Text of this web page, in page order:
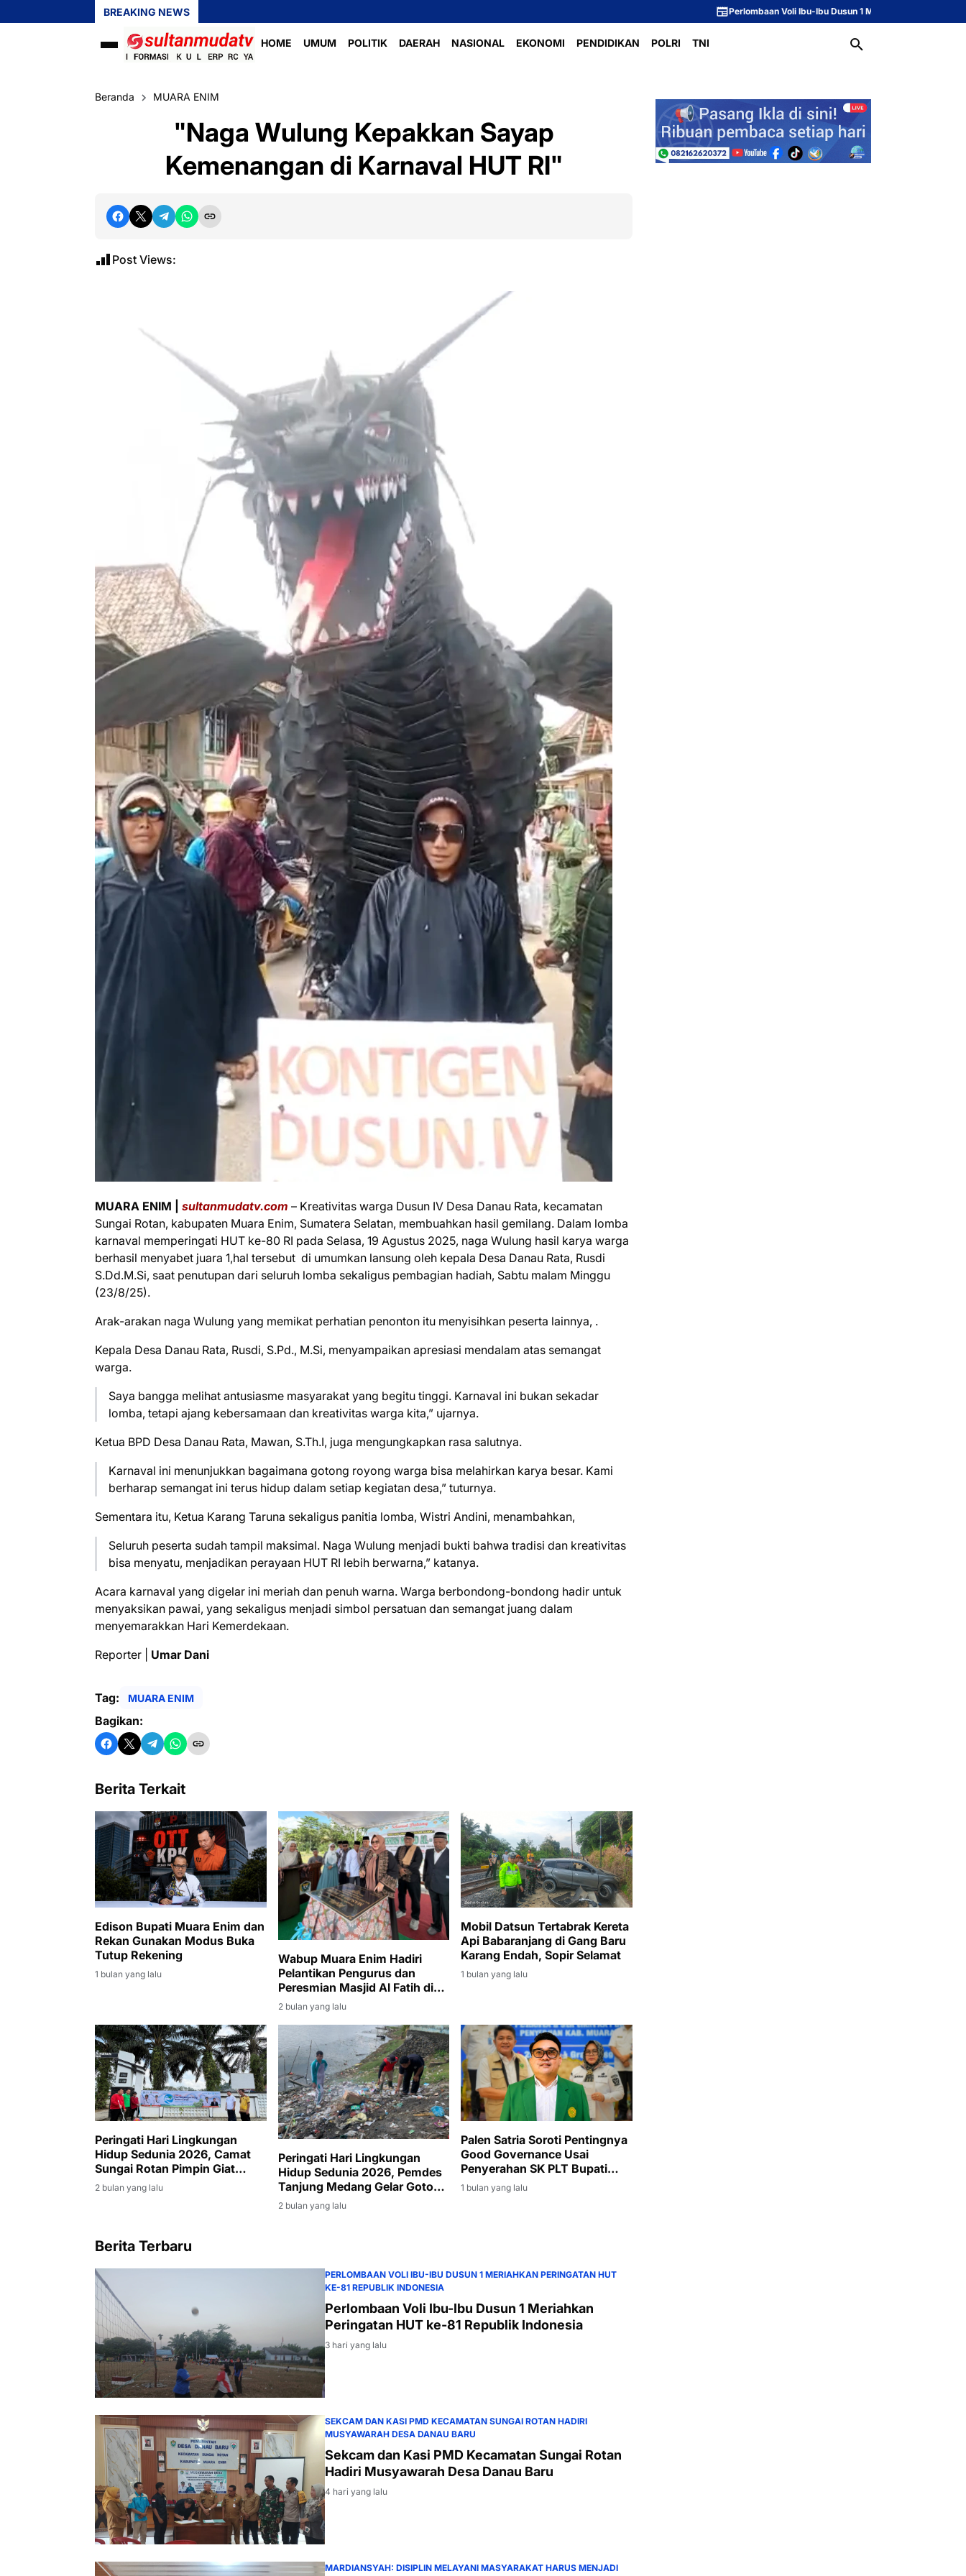
BREAKING NEWS Perlombaan Voli Ibu-Ibu Dusun 1 Meriahkan Peringatan HUT ke-81 Republik
HOME UMUM POLITIK DAERAH NASIONAL EKONOMI PENDIDIKAN POLRI TNI
Beranda MUARA ENIM
"Naga Wulung Kepakkan Sayap
Kemenangan di Karnaval HUT RI"
Post Views:
MUARA ENIM | sultanmudatv.com – Kreativitas warga Dusun IV Desa Danau Rata, kecamatan
Sungai Rotan, kabupaten Muara Enim, Sumatera Selatan, membuahkan hasil gemilang. Dalam lomba
karnaval memperingati HUT ke-80 RI pada Selasa, 19 Agustus 2025, naga Wulung hasil karya warga
berhasil menyabet juara 1,hal tersebut di umumkan lansung oleh kepala Desa Danau Rata, Rusdi
S.Dd.M.Si, saat penutupan dari seluruh lomba sekaligus pembagian hadiah, Sabtu malam Minggu
(23/8/25).
Arak-arakan naga Wulung yang memikat perhatian penonton itu menyisihkan peserta lainnya, .
Kepala Desa Danau Rata, Rusdi, S.Pd., M.Si, menyampaikan apresiasi mendalam atas semangat
warga.
Saya bangga melihat antusiasme masyarakat yang begitu tinggi. Karnaval ini bukan sekadar
lomba, tetapi ajang kebersamaan dan kreativitas warga kita,” ujarnya.
Ketua BPD Desa Danau Rata, Mawan, S.Th.I, juga mengungkapkan rasa salutnya.
Karnaval ini menunjukkan bagaimana gotong royong warga bisa melahirkan karya besar. Kami
berharap semangat ini terus hidup dalam setiap kegiatan desa,” tuturnya.
Sementara itu, Ketua Karang Taruna sekaligus panitia lomba, Wistri Andini, menambahkan,
Seluruh peserta sudah tampil maksimal. Naga Wulung menjadi bukti bahwa tradisi dan kreativitas
bisa menyatu, menjadikan perayaan HUT RI lebih berwarna,” katanya.
Acara karnaval yang digelar ini meriah dan penuh warna. Warga berbondong-bondong hadir untuk
menyaksikan pawai, yang sekaligus menjadi simbol persatuan dan semangat juang dalam
menyemarakkan Hari Kemerdekaan.
Reporter | Umar Dani
Tag: MUARA ENIM
Bagikan:
Berita Terkait
Edison Bupati Muara Enim dan
Rekan Gunakan Modus Buka
Tutup Rekening
1 bulan yang lalu
Wabup Muara Enim Hadiri
Pelantikan Pengurus dan
Peresmian Masjid Al Fatih di
Lubuk Ampelas
2 bulan yang lalu
Mobil Datsun Tertabrak Kereta
Api Babaranjang di Gang Baru
Karang Endah, Sopir Selamat
1 bulan yang lalu
Peringati Hari Lingkungan
Hidup Sedunia 2026, Camat
Sungai Rotan Pimpin Giat
Jumat Bersih di Lingkungan
Kantor Kecamatan
2 bulan yang lalu
Peringati Hari Lingkungan
Hidup Sedunia 2026, Pemdes
Tanjung Medang Gelar Gotong
Royong Massal
2 bulan yang lalu
Palen Satria Soroti Pentingnya
Good Governance Usai
Penyerahan SK PLT Bupati
Muara Enim kepada Sumarni
1 bulan yang lalu
Berita Terbaru
PERLOMBAAN VOLI IBU-IBU DUSUN 1 MERIAHKAN PERINGATAN HUT
KE-81 REPUBLIK INDONESIA
Perlombaan Voli Ibu-Ibu Dusun 1 Meriahkan
Peringatan HUT ke-81 Republik Indonesia
3 hari yang lalu
SEKCAM DAN KASI PMD KECAMATAN SUNGAI ROTAN HADIRI
MUSYAWARAH DESA DANAU BARU
Sekcam dan Kasi PMD Kecamatan Sungai Rotan
Hadiri Musyawarah Desa Danau Baru
4 hari yang lalu
MARDIANSYAH: DISIPLIN MELAYANI MASYARAKAT HARUS MENJADI